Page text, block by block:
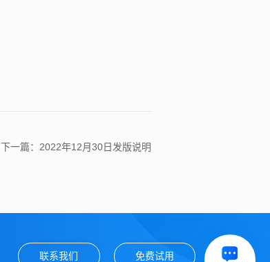
下一篇：2022年12月30日发版说明
联系我们 免费试用